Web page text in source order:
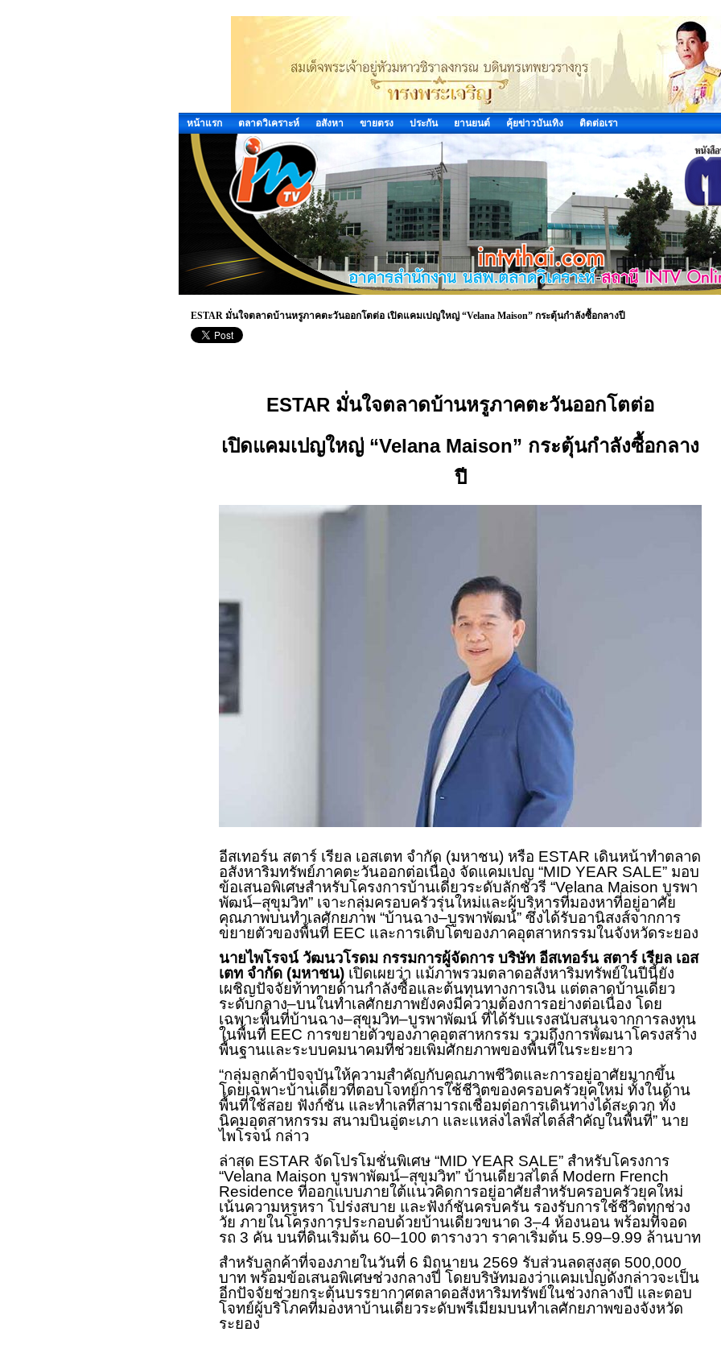
หน้าแรก ตลาดวิเคราะห์ อสังหา ขายตรง ประกัน ยานยนต์ คุ้ยข่าวบันเทิง ติดต่อเรา
ESTAR มั่นใจตลาดบ้านหรูภาคตะวันออกโตต่อ เปิดแคมเปญใหญ่ “Velana Maison” กระตุ้นกำลังซื้อกลางปี
ESTAR มั่นใจตลาดบ้านหรูภาคตะวันออกโตต่อ
เปิดแคมเปญใหญ่ “Velana Maison” กระตุ้นกำลังซื้อกลาง
ปี
อีสเทอร์น สตาร์ เรียล เอสเตท จำกัด (มหาชน) หรือ ESTAR เดินหน้าทำตลาด
อสังหาริมทรัพย์ภาคตะวันออกต่อเนื่อง จัดแคมเปญ “MID YEAR SALE” มอบ
ข้อเสนอพิเศษสำหรับโครงการบ้านเดี่ยวระดับลักชัวรี “Velana Maison บูรพา
พัฒน์–สุขุมวิท” เจาะกลุ่มครอบครัวรุ่นใหม่และผู้บริหารที่มองหาที่อยู่อาศัย
คุณภาพบนทำเลศักยภาพ “บ้านฉาง–บูรพาพัฒน์” ซึ่งได้รับอานิสงส์จากการ
ขยายตัวของพื้นที่ EEC และการเติบโตของภาคอุตสาหกรรมในจังหวัดระยอง
นายไพโรจน์ วัฒนวโรดม กรรมการผู้จัดการ บริษัท อีสเทอร์น สตาร์ เรียล เอส
เตท จำกัด (มหาชน) เปิดเผยว่า แม้ภาพรวมตลาดอสังหาริมทรัพย์ในปีนี้ยัง
เผชิญปัจจัยท้าทายด้านกำลังซื้อและต้นทุนทางการเงิน แต่ตลาดบ้านเดี่ยว
ระดับกลาง–บนในทำเลศักยภาพยังคงมีความต้องการอย่างต่อเนื่อง โดย
เฉพาะพื้นที่บ้านฉาง–สุขุมวิท–บูรพาพัฒน์ ที่ได้รับแรงสนับสนุนจากการลงทุน
ในพื้นที่ EEC การขยายตัวของภาคอุตสาหกรรม รวมถึงการพัฒนาโครงสร้าง
พื้นฐานและระบบคมนาคมที่ช่วยเพิ่มศักยภาพของพื้นที่ในระยะยาว
“กลุ่มลูกค้าปัจจุบันให้ความสำคัญกับคุณภาพชีวิตและการอยู่อาศัยมากขึ้น
โดยเฉพาะบ้านเดี่ยวที่ตอบโจทย์การใช้ชีวิตของครอบครัวยุคใหม่ ทั้งในด้าน
พื้นที่ใช้สอย ฟังก์ชัน และทำเลที่สามารถเชื่อมต่อการเดินทางได้สะดวก ทั้ง
นิคมอุตสาหกรรม สนามบินอู่ตะเภา และแหล่งไลฟ์สไตล์สำคัญในพื้นที่” นาย
ไพโรจน์ กล่าว
ล่าสุด ESTAR จัดโปรโมชั่นพิเศษ “MID YEAR SALE” สำหรับโครงการ
“Velana Maison บูรพาพัฒน์–สุขุมวิท” บ้านเดี่ยวสไตล์ Modern French
Residence ที่ออกแบบภายใต้แนวคิดการอยู่อาศัยสำหรับครอบครัวยุคใหม่
เน้นความหรูหรา โปร่งสบาย และฟังก์ชันครบครัน รองรับการใช้ชีวิตทุกช่วง
วัย ภายในโครงการประกอบด้วยบ้านเดี่ยวขนาด 3–4 ห้องนอน พร้อมที่จอด
รถ 3 คัน บนที่ดินเริ่มต้น 60–100 ตารางวา ราคาเริ่มต้น 5.99–9.99 ล้านบาท
สำหรับลูกค้าที่จองภายในวันที่ 6 มิถุนายน 2569 รับส่วนลดสูงสุด 500,000
บาท พร้อมข้อเสนอพิเศษช่วงกลางปี โดยบริษัทมองว่าแคมเปญดังกล่าวจะเป็น
อีกปัจจัยช่วยกระตุ้นบรรยากาศตลาดอสังหาริมทรัพย์ในช่วงกลางปี และตอบ
โจทย์ผู้บริโภคที่มองหาบ้านเดี่ยวระดับพรีเมียมบนทำเลศักยภาพของจังหวัด
ระยอง